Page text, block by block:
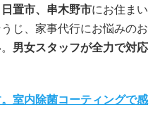
置市、串木野市にお住まい
じ、家事代行にお悩みのお
男女スタッフが全力で対応
室内除菌コーティングで感